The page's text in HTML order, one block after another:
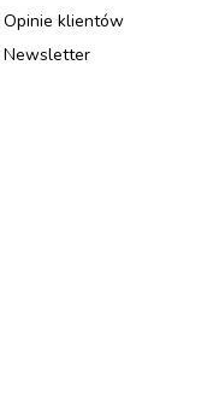
Opinie klientów
Newsletter